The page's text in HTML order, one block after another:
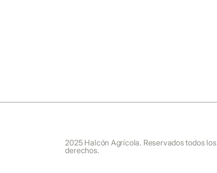
2025 Halcón Agrícola. Reservados todos los
derechos.